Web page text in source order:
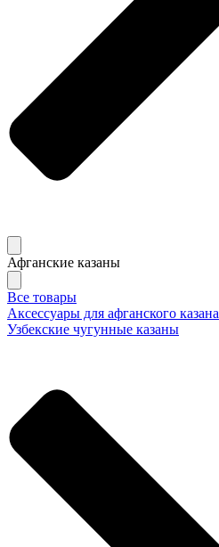
Афганские казаны
Все товары
Аксессуары для афганского казана
Узбекские чугунные казаны